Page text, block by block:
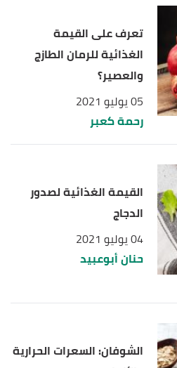
تعرف على القيمة
الغذائية للرمان الطازج
والعصير؟
05 يوليو 2021
رحمة كعبر
القيمة الغذائية لصدور
الدجاج
04 يوليو 2021
حنان أبوعبيد
الشوفان: السعرات الحرارية